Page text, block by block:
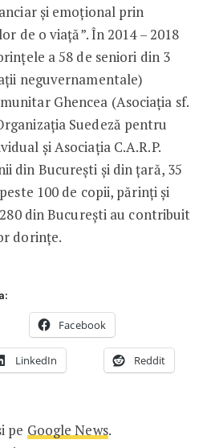
și emoțional prin
de o viață”. În 2014 – 2018
a 58 de seniori din 3
neguvernamentale)
Ghencea (Asociația sf.
Suedeză pentru
și Asociația C.A.R.P.
din București și din țară, 35
100 de copii, părinți și
din București au contribuit
dorințe.
Facebook
LinkedIn Reddit
pe Google News.